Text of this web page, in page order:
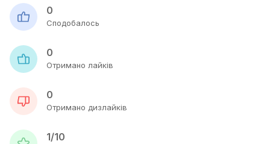
0
Сподобалось
0
Отримано лайків
0
Отримано дизлайків
1/10